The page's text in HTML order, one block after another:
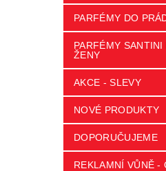
PARFÉMY DO
PARFÉMY
ŽENY
AKCE - SLEVY
NOVÉ PRODUKTY
DOPORUČUJEME
REKLAMNÍ VŮNĚ -